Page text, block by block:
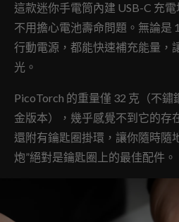
這款迷你手電筒內建 USB-C 充
不用擔心電池壽命問題。無論是
行動電源，都能快速補充能量，
光。
PicoTorch 的重量僅 32 克（不鏽
金版本），幾乎感覺不到它的存
還附有鑰匙圈掛環，讓你隨時隨
炮”絕對是鑰匙圈上的最佳配件。